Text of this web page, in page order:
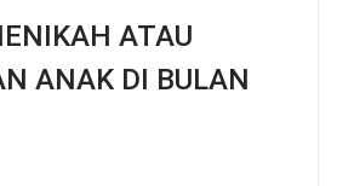
ATAU
ANAK DI BULAN